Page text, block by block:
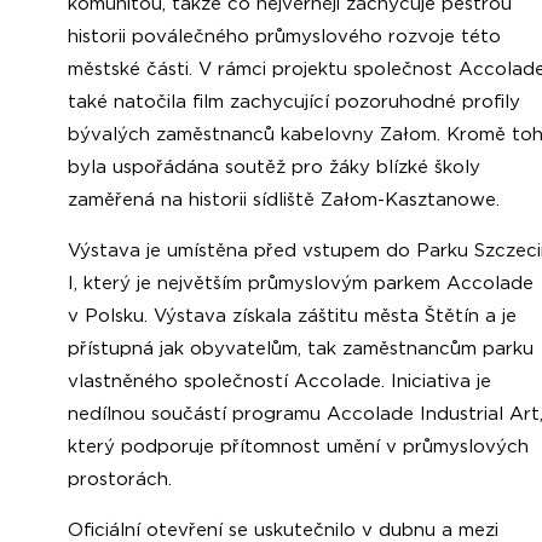
komunitou, takže co nejvěrněji zachycuje pestrou
historii poválečného průmyslového rozvoje této
městské části. V rámci projektu společnost
také natočila film zachycující pozoruhodné profily
bývalých zaměstnanců kabelovny Załom. Kromě
byla uspořádána soutěž pro žáky blízké školy
zaměřená na historii sídliště Załom-Kasztanowe.
Výstava je umístěna před vstupem do Parku
I, který je největším průmyslovým parkem Accolade
v Polsku. Výstava získala záštitu města Štětín a je
přístupná jak obyvatelům, tak zaměstnancům parku
vlastněného společností Accolade. Iniciativa je
nedílnou součástí programu Accolade Industrial Art,
který podporuje přítomnost umění v průmyslových
prostorách.
Oficiální otevření se uskutečnilo v dubnu a mezi